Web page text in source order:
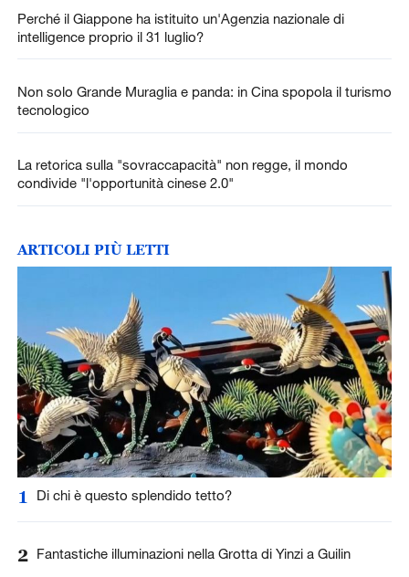
Perché il Giappone ha istituito un'Agenzia nazionale di
intelligence proprio il 31 luglio?
Non solo Grande Muraglia e panda: in Cina spopola il turismo
tecnologico
La retorica sulla "sovraccapacità" non regge, il mondo
condivide "l'opportunità cinese 2.0"
ARTICOLI PIÙ LETTI
1 Di chi è questo splendido tetto?
2 Fantastiche illuminazioni nella Grotta di Yinzi a Guilin